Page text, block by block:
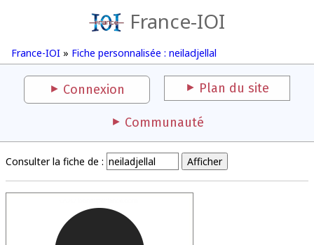
France-IOI
France-IOI » Fiche personnalisée : neiladjellal
Connexion Plan du site
Communauté
Consulter la fiche de :